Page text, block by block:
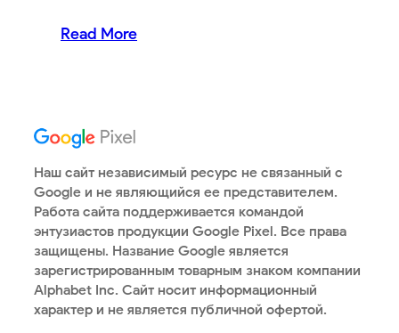
Read More
Наш сайт независимый ресурс не связанный с
Google и не являющийся ее представителем.
Работа сайта поддерживается командой
энтузиастов продукции Google Pixel. Все права
защищены. Название Google является
зарегистрированным товарным знаком компании
Alphabet Inc. Сайт носит информационный
характер и не является публичной офертой.